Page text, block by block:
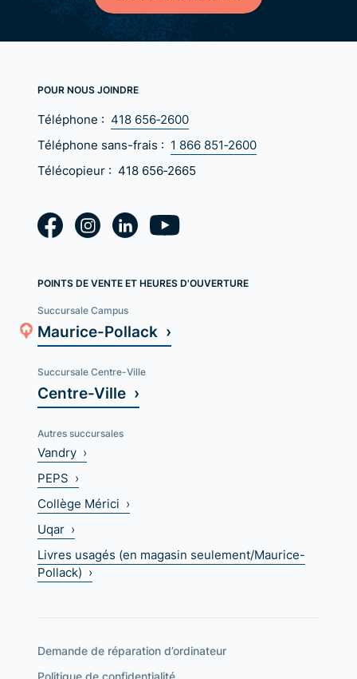
POUR NOUS JOINDRE
Téléphone : 418 656‑2600
Téléphone sans-frais : 1 866 851‑2600
Télécopieur : 418 656‑2665
POINTS DE VENTE ET HEURES D'OUVERTURE
Succursale Campus
Maurice-Pollack ›
Succursale Centre-Ville
Centre-Ville ›
Autres succursales
Vandry ›
PEPS ›
Collège Mérici ›
Uqar ›
Livres usagés (en magasin seulement/Maurice-
Pollack) ›
Demande de réparation d’ordinateur